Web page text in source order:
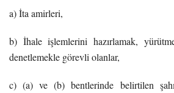
a) İta amirleri,
b) İhale işlemlerini hazırlamak,
denetlemekle görevli olanlar,
c) (a) ve (b) bentlerinde belirtilen